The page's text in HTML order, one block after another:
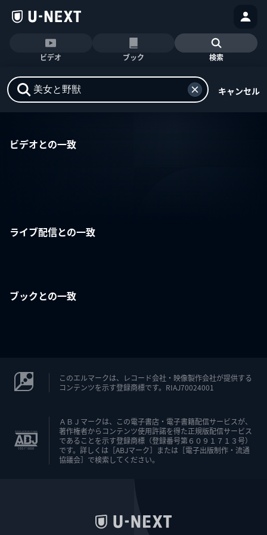
ビデオ ブック 検索
キャンセル
ビデオとの一致
ライブ配信との一致
ブックとの一致
このエルマークは、レコード会社・映像製作会社が提供する
コンテンツを示す登録商標です。RIAJ70024001
ＡＢＪマークは、この電子書店・電子書籍配信サービスが、
著作権者からコンテンツ使用許諾を得た正規版配信サービス
であることを示す登録商標（登録番号第６０９１７１３号）
です。詳しくは［ABJマーク］または［電子出版制作・流通
協議会］で検索してください。